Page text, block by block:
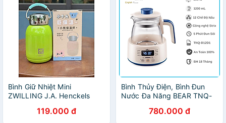
Bình Giữ Nhiệt Mini
ZWILLING J.A. Henckels
Inox SU304 Cao Cấp, Có
119.000 đ
Bình Thủy Điện, Bình Đun
Nước Đa Năng BEAR TNQ-
Công Suất 800W - Hàng
780.000 đ